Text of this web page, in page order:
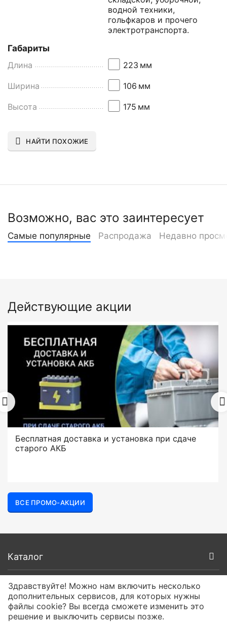
водной техники,
гольфкаров и прочего
электротранспорта.
Габариты
Длина
223 мм
Ширина 106 мм
Высота 175 мм
НАЙТИ ПОХОЖИЕ
Возможно, вас это заинтересует
Самые популярные Распродажа Недавно
Действующие акции
Бесплатная доставка и установка при сдаче
старого АКБ
ВСЕ ПРОМО-АКЦИИ
Каталог
Покупателям
О компании
Здравствуйте! Можно нам включить несколько
дополнительных сервисов, для которых нужны
файлы cookie? Вы всегда сможете изменить это
решение и выключить сервисы позже.